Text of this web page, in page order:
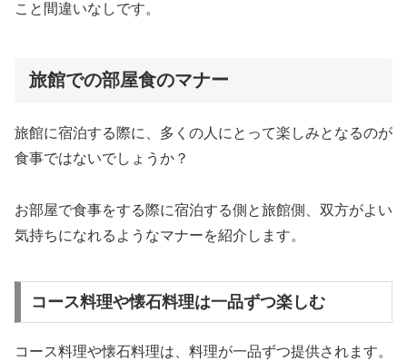
こと間違いなしです。
旅館での部屋食のマナー
旅館に宿泊する際に、多くの人にとって楽しみとなるのが
食事ではないでしょうか？
お部屋で食事をする際に宿泊する側と旅館側、双方がよい
気持ちになれるようなマナーを紹介します。
コース料理や懐石料理は一品ずつ楽しむ
コース料理や懐石料理は、料理が一品ずつ提供されます。